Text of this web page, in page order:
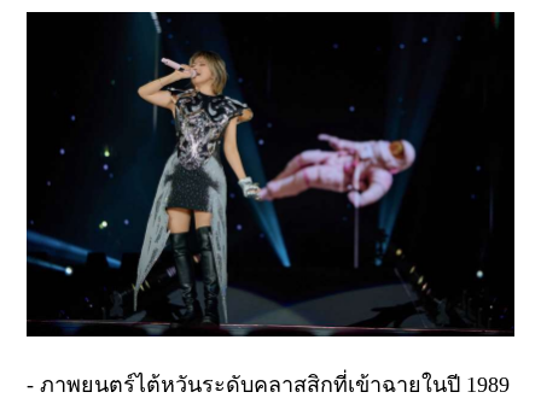
-ภาพยนตร์ไต้หวันระดับคลาสสิกที่เข้าฉายในปี 1989